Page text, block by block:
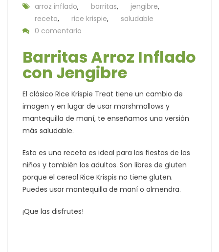
arroz inflado, barritas, jengibre,
receta, rice krispie,
saludable
0 comentario
Barritas Arroz Inflado
con Jengibre
El clásico Rice Krispie Treat tiene un cambio de
imagen y en lugar de usar marshmallows y
mantequilla de maní, te enseñamos una versión
más saludable.
Esta es una receta es ideal para las fiestas de los
niños y también los adultos. Son libres de gluten
porque el cereal Rice Krispis no tiene gluten.
Puedes usar mantequilla de maní o almendra.
¡Que las disfrutes!